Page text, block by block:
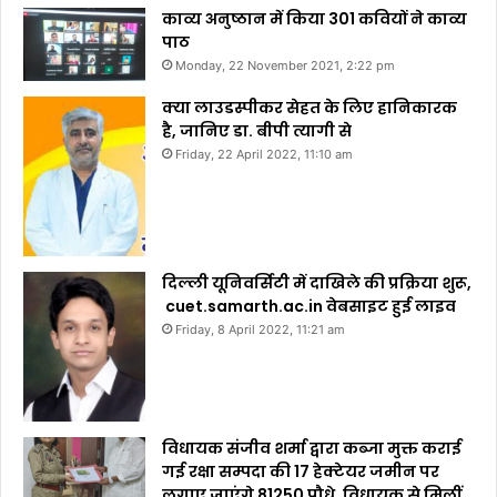
काव्य अनुष्ठान में किया 301 कवियों ने काव्य
पाठ
Monday, 22 November 2021, 2:22 pm
क्या लाउडस्पीकर सेहत के लिए हानिकारक
है, जानिए डा. बीपी त्यागी से
Friday, 22 April 2022, 11:10 am
दिल्ली यूनिवर्सिटी में दाखिले की प्रक्रिया शुरू,
cuet.samarth.ac.in वेबसाइट हुई लाइव
Friday, 8 April 2022, 11:21 am
विधायक संजीव शर्मा द्वारा कब्जा मुक्त कराई
गई रक्षा सम्पदा की 17 हेक्टेयर जमीन पर